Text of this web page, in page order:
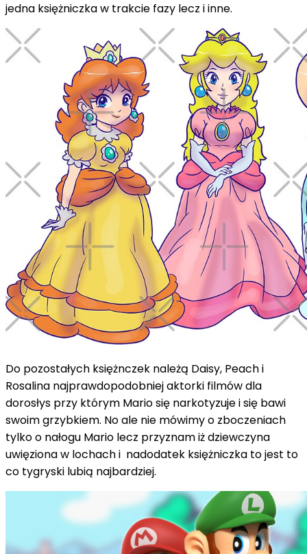
jedna księżniczka w trakcie fazy lecz i inne.
Do pozostałych księżnczek należą Daisy, Peach i
Rosalina najprawdopodobniej aktorki filmów dla
dorosłys przy którym Mario się narkotyzuje i się bawi
swoim grzybkiem. No ale nie mówimy o zboczeniach
tylko o nałogu Mario lecz przyznam iż dziewczyna
uwięziona w lochach i nadodatek księżniczka to jest to
co tygryski lubią najbardziej.